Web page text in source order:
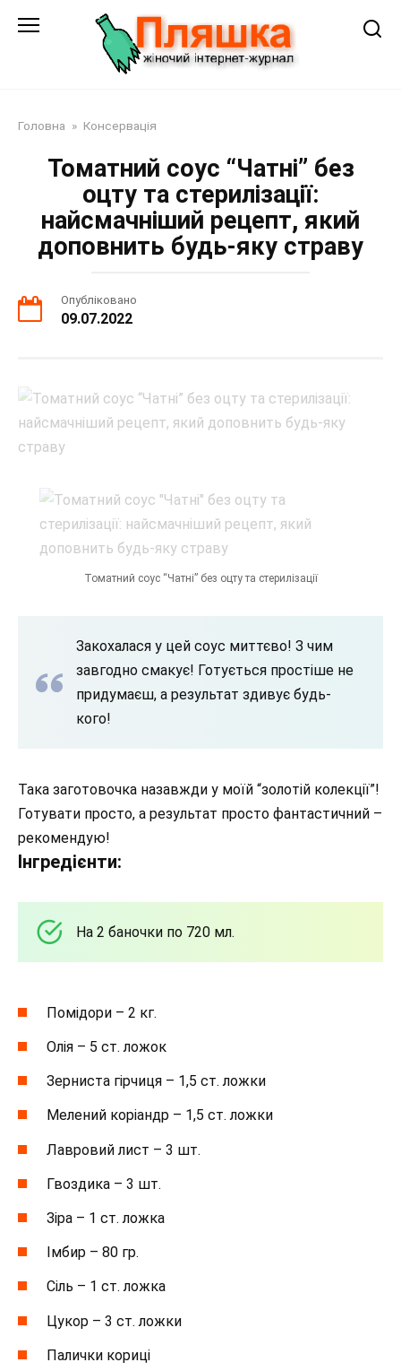
Головна » Консервація
Томатний соус “Чатні” без
оцту та стерилізації:
найсмачніший рецепт, який
доповнить будь-яку страву
Опубліковано
09.07.2022
Томатний соус “Чатні” без оцту та стерилізації
Закохалася у цей соус миттєво! З чим
завгодно смакує! Готується простіше не
придумаєш, а результат здивує будь-
кого!
Така заготовочка назавжди у моїй “золотій колекції”!
Готувати просто, а результат просто фантастичний –
рекомендую!
Інгредієнти:
На 2 баночки по 720 мл.
Помідори – 2 кг.
Олія – 5 ст. ложок
Зерниста гірчиця – 1,5 ст. ложки
Мелений коріандр – 1,5 ст. ложки
Лавровий лист – 3 шт.
Гвоздика – 3 шт.
Зіра – 1 ст. ложка
Імбир – 80 гр.
Сіль – 1 ст. ложка
Цукор – 3 ст. ложки
Палички кориці